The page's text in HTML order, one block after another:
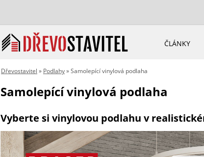
ČLÁNKY
Dřevostavitel » Podlahy» Samolepící vinylová podlaha
Samolepící vinylová podlaha
Vyberte si vinylovou podlahu v